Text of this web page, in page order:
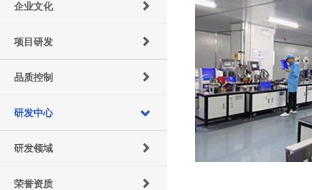
企业文化
项目研发
品质控制
研发中心
研发领域
荣誉资质